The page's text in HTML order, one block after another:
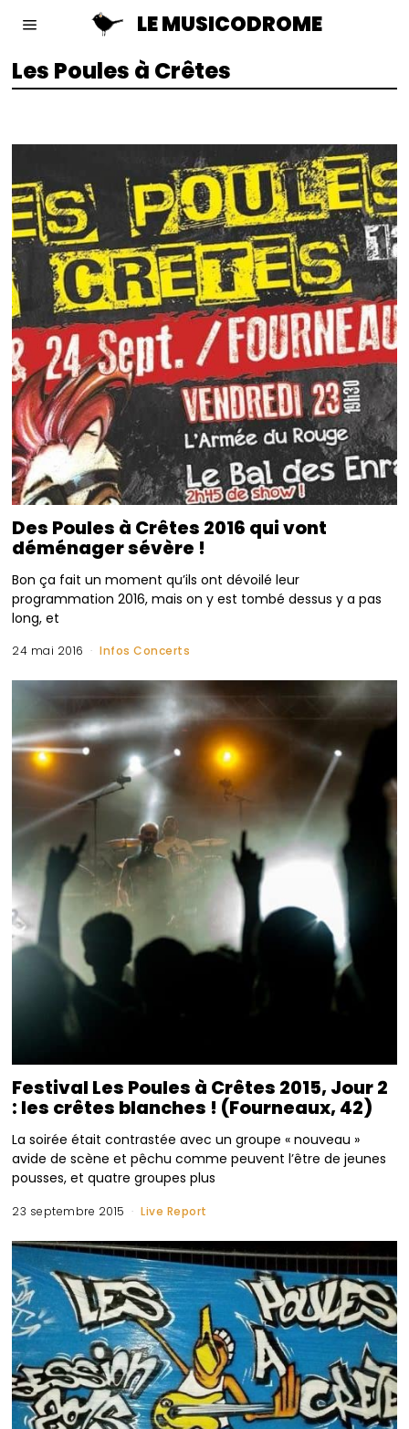
LE MUSICODROME
Les Poules à Crêtes
Des Poules à Crêtes 2016 qui vont
déménager sévère !
Bon ça fait un moment qu’ils ont dévoilé leur
programmation 2016, mais on y est tombé dessus y a pas
long, et
24 mai 2016 Infos Concerts
Festival Les Poules à Crêtes 2015, Jour 2
: les crêtes blanches ! (Fourneaux, 42)
La soirée était contrastée avec un groupe « nouveau »
avide de scène et pêchu comme peuvent l’être de jeunes
pousses, et quatre groupes plus
23 septembre 2015 Live Report